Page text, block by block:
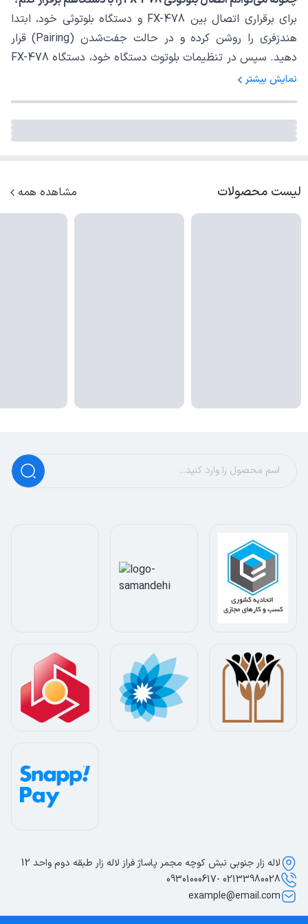
برای برقراری اتصال بین FX-478 و دستگاه بلوتوثی خود، ابتدا
هندزفری را روشن کرده و در حالت جفت‌شدن (Pairing) قرار
دهید. سپس در تنظیمات بلوتوث دستگاه خود، دستگاه FX-478
را پیدا کرده و به آن وصل شوید.
پشتیبانی می‌کند؟
فراهم می‌کند.
نمایش بیشتر
لیست محصولات مشاهده همه
لاله زار جنوبی نبش کوچه مجمر پاساژ فراز لاله زار طبقه دوم واحد 12
02133980028 -09301000617
example@email.com